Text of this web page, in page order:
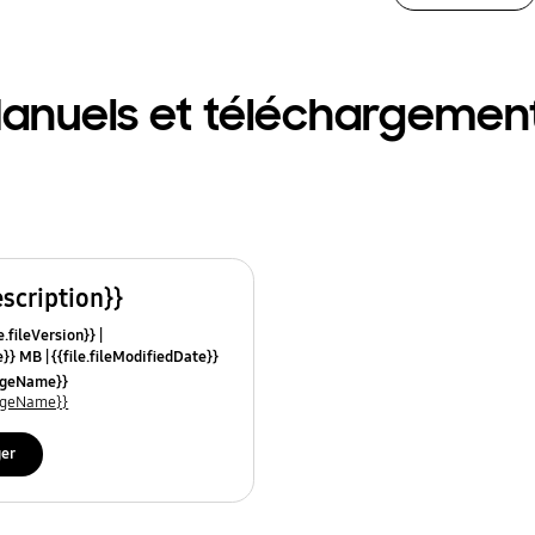
et
MB {{file.fileModifiedDate}}